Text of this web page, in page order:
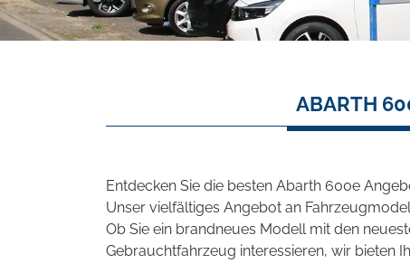
ABARTH
Entdecken Sie die besten Abarth 600e
Unser vielfältiges Angebot an
Ob Sie ein brandneues Modell mit den
Gebrauchtfahrzeug interessieren, wir bieten